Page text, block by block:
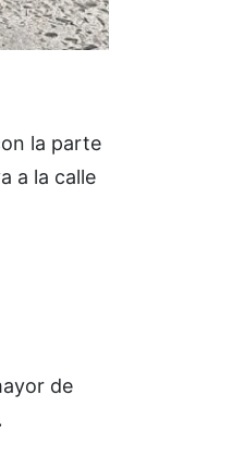
la parte
a la calle
de